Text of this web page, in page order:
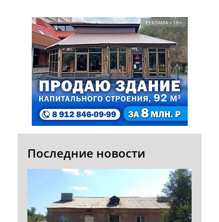
РЕКЛАМА • 18+
Последние новости